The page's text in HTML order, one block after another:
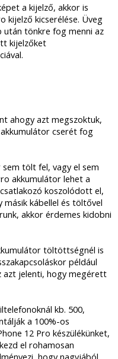
a kijelző, akkor is
kijelző kicserélése. Üveg
után tönkre fog menni az
kijelzőket
ahogy azt megszoktuk,
cserét fog
tölt fel, vagy el sem
akkumulátor lehet a
koszolódott el,
kábellel és töltővel
akkor érdemes kidobni
töltöttségnél is
például
azt jelenti, hogy megérett
kb. 500,
a 100%-os
12 Pro készülékünket,
el rohamosan
hogy nagyjából